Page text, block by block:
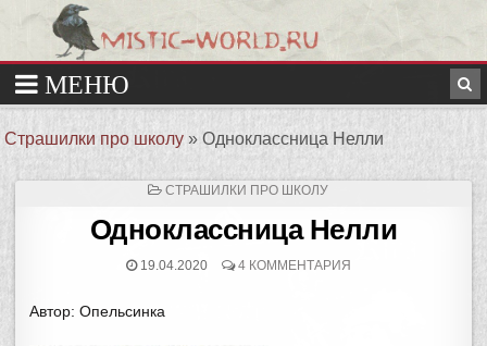
Страшилки про школу »Одноклассница Нелли
ОПУБЛИКОВАНО
СТРАШИЛКИ ПРО ШКОЛУ
Одноклассница Нелли
19.04.2020 4 КОММЕНТАРИЯ
Автор: Опельсинка